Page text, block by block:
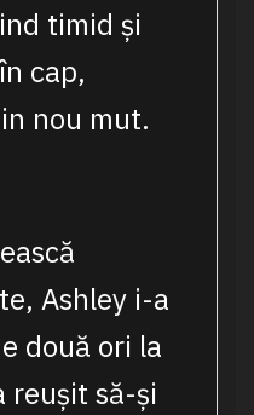
timid și
cap,
nou mut.
Ashley i-a
două ori la
reușit să-și